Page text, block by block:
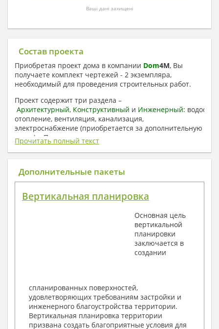
Ваші дані захищені
Состав проекта
Приобретая проект дома в компании Dom4M, Вы
получаете комплект чертежей - 2 экземпляра,
необходимый для проведения строительных работ.
Проект содержит три раздела –
Архитектурный, Конструктивный и Инженерный:
отопление, вентиляция, канализация,
электроснабжение (приобретается за дополнительную
плату) + Пояснительная записка.
1. Архитектурный раздел:
Общие данные по проекту
Поэтажные маркировочные планы с
Разрезы и состав конструкций
Фасады с ведомостью внешних отделок
Элементы проемов – спецификация
Ведомость перемычек – сечения и
Архитектурные узлы в конструкциях
2. Конструктивный раздел:
Общие данные по проекту
Прочитать полный текст
Дополнительные пакеты
Вертикальная планировка
Основная цель
вертикальной
планировки
заключается в
создании
спланированных поверхностей,
удовлетворяющих требованиям застройки и
инженерного благоустройства территории.
Вертикальная планировка территории
призвана создать благоприятные условия для